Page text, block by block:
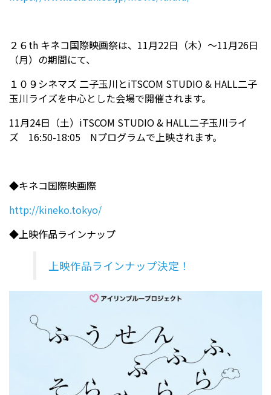
２６th キネコ国際映画祭は、11月22日（木）～11月26日
（月）の期間にて、
１０９シネマズ 二子玉川とiTSCOM STUDIO & HALL二子
玉川ライズを中心とした会場で開催されます。
11月24日（土）iTSCOM STUDIO & HALL二子玉川ライ
ズ 16:50-18:05 Nプログラムで上映されます。
◆キネコ国際映画際
http://kineko.tokyo/
◆上映作品ラインナップ
上映作品ラインナップ決定！